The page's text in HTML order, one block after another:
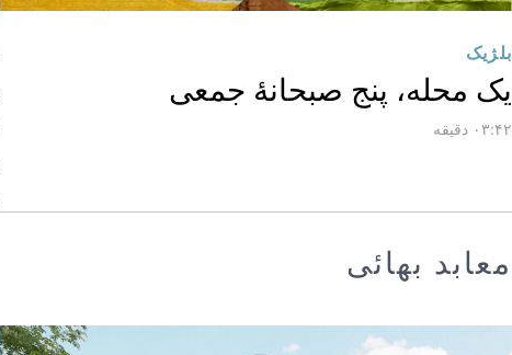
بلژیک
یک محله، پنج صبحانهٔ جمعی
۰۳:۴۲ دقیقه
معابد بهائی